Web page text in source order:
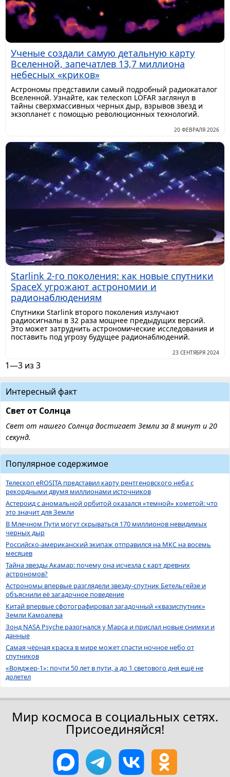
Ученые создали самую детальную карту
Вселенной, запечатлев 13,7 миллиона
небесных «криков»
Астрономы представили самый подробный радиокаталог
Вселенной. Узнайте, как телескоп LOFAR заглянул в
тайны сверхмассивных черных дыр, взрывов звезд и
экзопланет с помощью революционных технологий.
20 ФЕВРАЛЯ 2026
Starlink 2-го поколения: как новые спутники
SpaceX угрожают астрономии и
радионаблюдениям
Спутники Starlink второго поколения излучают
радиосигналы в 32 раза мощнее предыдущих версий.
Это может затруднить астрономические исследования и
поставить под угрозу будущее радионаблюдений.
23 СЕНТЯБРЯ 2024
1—3 из 3
Интересный факт
Свет от Солнца
Свет от нашего Солнца достигает Земли за 8 минут и 20
секунд.
Популярное содержимое
Телескоп eROSITA представил карту рентгеновского неба с
рекордными двумя миллионами источников
Астероид с аномальной орбитой оказался «темной» кометой: что
это значит для Земли
В Млечном Пути могут скрываться 170 миллионов невидимых
черных дыр
Российско-американский экипаж отправился на МКС на восемь
месяцев
Тайна звезды Акамар: почему она исчезла с карт древних
астрономов?
Астрономы впервые разглядели звезду-спутник Бетельгейзе и
объяснили её загадочное поведение
Китай впервые сфотографировал загадочный «квазиспутник»
Земли Камоалева
Зонд NASA Psyche разогнался у Марса и прислал новые снимки и
данные
Самая чёрная краска в мире может спасти ночное небо от
спутников
«Вояджер-1»: почти 50 лет в пути, а до 1 светового дня ещё не
долетел
Мир космоса в социальных сетях.
Присоединяйся!